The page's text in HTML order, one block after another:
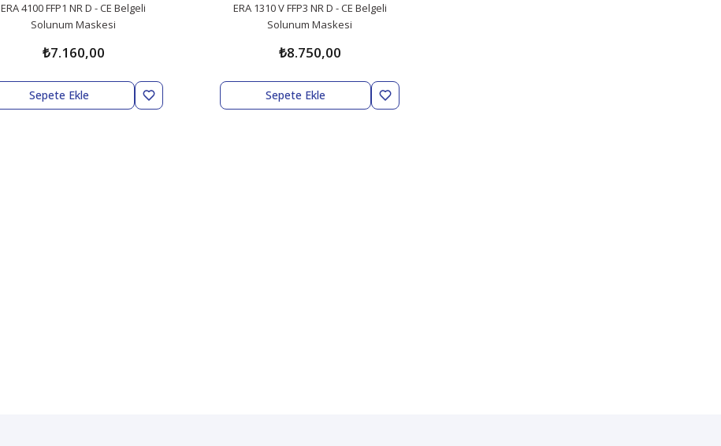
ERA 4100 FFP1 NR D - CE Belgeli
Solunum Maskesi
₺7.160,00
Sepete Ekle
ERA 1310 V FFP3 NR D - CE Belgeli
Solunum Maskesi
₺8.750,00
Sepete Ekle